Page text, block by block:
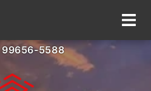
99656-5588